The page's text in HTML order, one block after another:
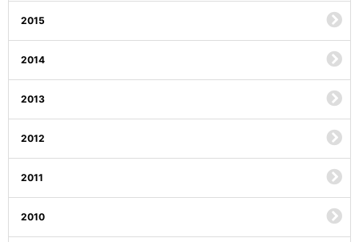
2015
2014
2013
2012
2011
2010